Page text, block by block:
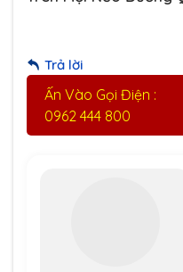
Trả lời
Ấn Vào Gọi Điện :
0962 444 800